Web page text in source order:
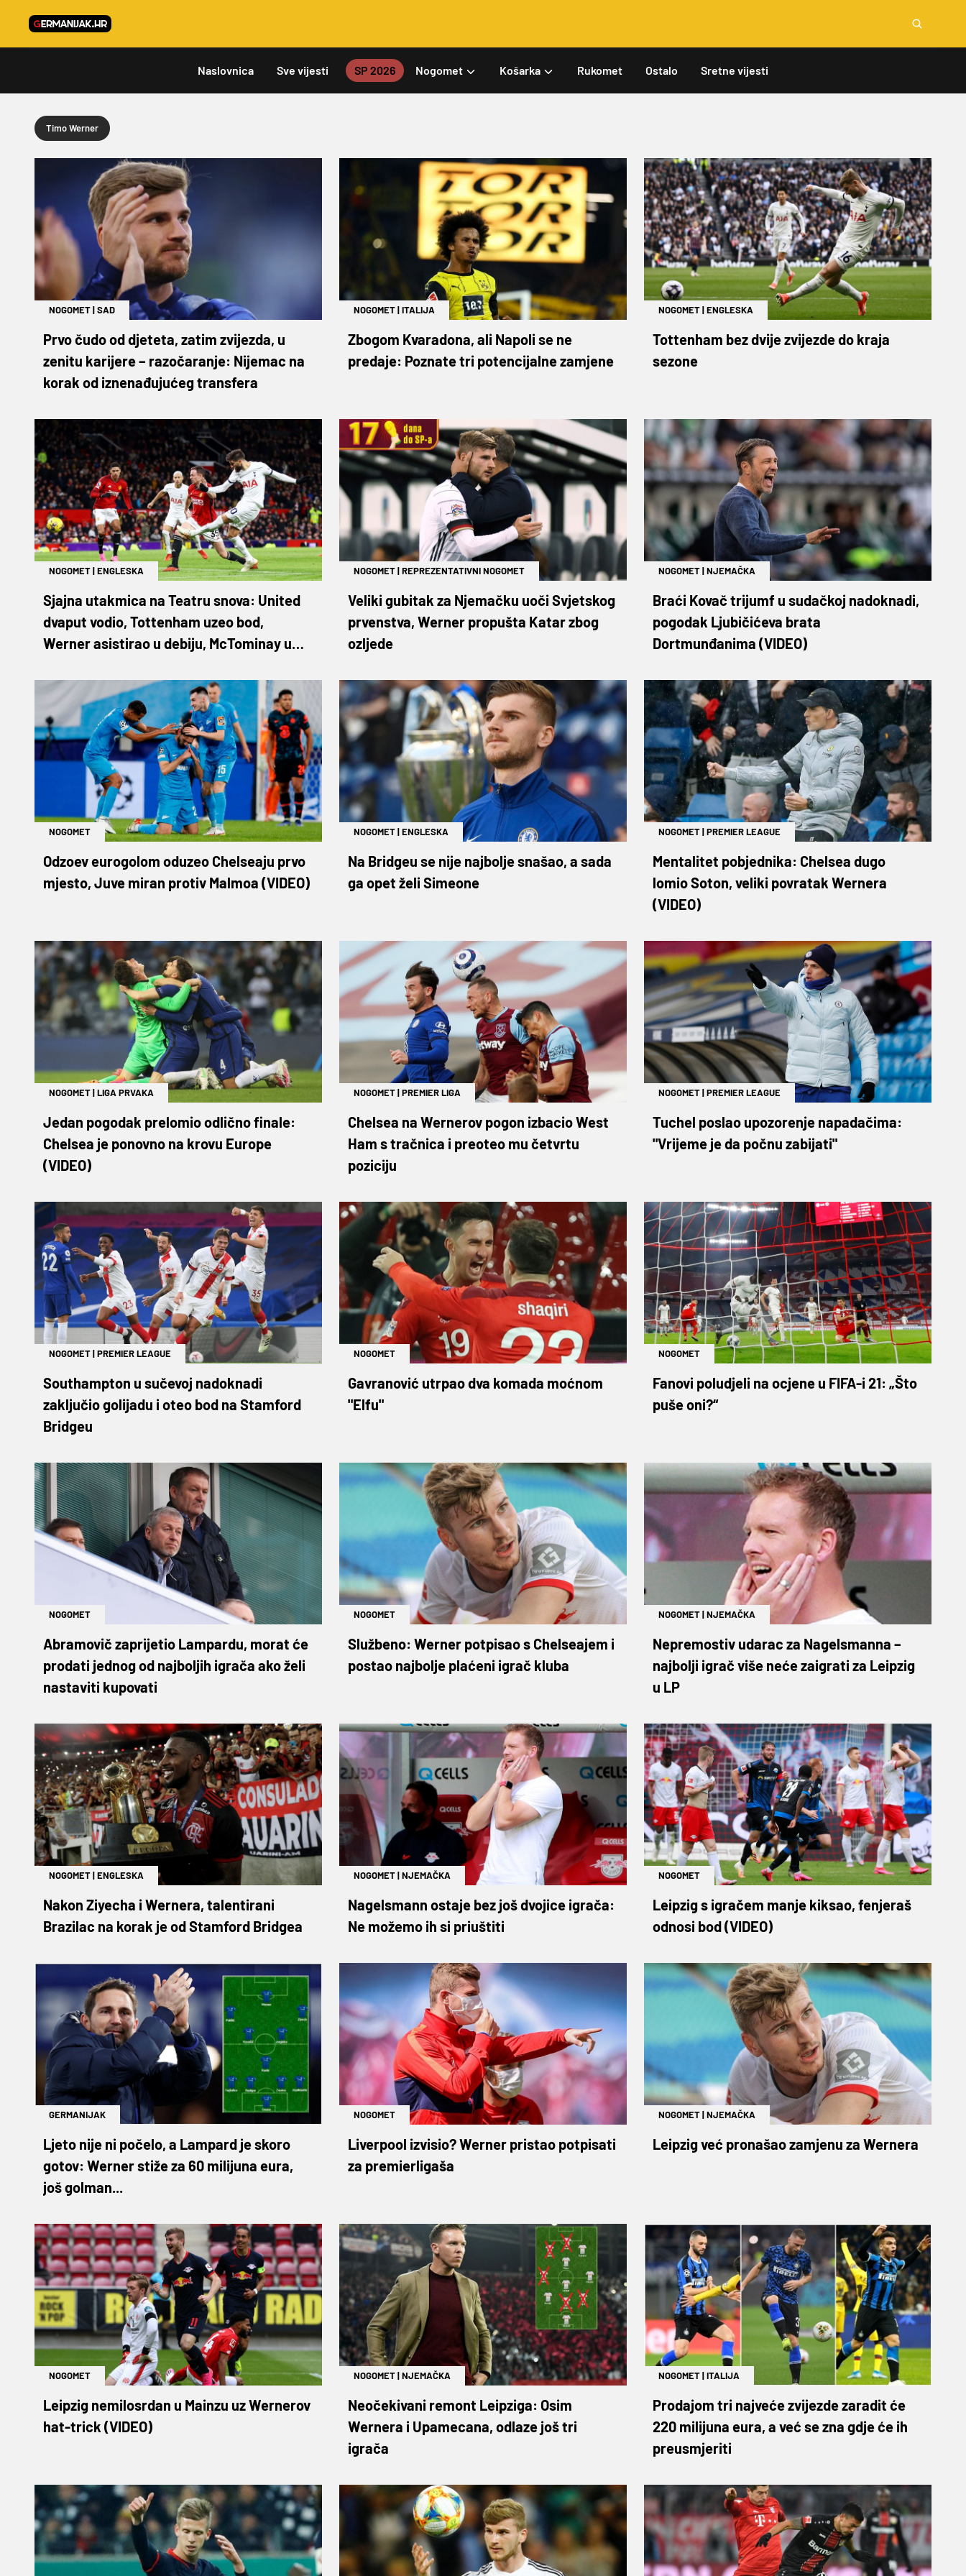
Naslovnica Sve vijesti SP 2026 Nogomet Košarka Rukomet Ostalo Sretne vijesti
Timo Werner
NOGOMET|SAD
Prvo čudo od djeteta, zatim zvijezda, u
zenitu karijere – razočaranje: Nijemac na
korak od iznenađujućeg transfera
NOGOMET|ITALIJA
Zbogom Kvaradona, ali Napoli se ne
predaje: Poznate tri potencijalne zamjene
NOGOMET|ENGLESKA
Tottenham bez dvije zvijezde do kraja
sezone
NOGOMET|ENGLESKA
Sjajna utakmica na Teatru snova: United
dvaput vodio, Tottenham uzeo bod,
Werner asistirao u debiju, McTominay u
NOGOMET|REPREZENTATIVNI NOGOMET
Veliki gubitak za Njemačku uoči Svjetskog
prvenstva, Werner propušta Katar zbog
ozljede
NOGOMET|NJEMAČKA
Braći Kovač trijumf u sudačkoj nadoknadi,
pogodak Ljubičićeva brata
Dortmunđanima (VIDEO)
NOGOMET
Odzoev eurogolom oduzeo Chelseaju prvo
mjesto, Juve miran protiv Malmoa (VIDEO)
NOGOMET|ENGLESKA
Na Bridgeu se nije najbolje snašao, a sada
ga opet želi Simeone
NOGOMET|PREMIER LEAGUE
Mentalitet pobjednika: Chelsea dugo
lomio Soton, veliki povratak Wernera
(VIDEO)
NOGOMET|LIGA PRVAKA
Jedan pogodak prelomio odlično finale:
Chelsea je ponovno na krovu Europe
(VIDEO)
NOGOMET|PREMIER LIGA
Chelsea na Wernerov pogon izbacio West
Ham s tračnica i preoteo mu četvrtu
poziciju
NOGOMET|PREMIER LEAGUE
Tuchel poslao upozorenje napadačima:
"Vrijeme je da počnu zabijati"
NOGOMET|PREMIER LEAGUE
Southampton u sučevoj nadoknadi
zaključio golijadu i oteo bod na Stamford
Bridgeu
NOGOMET
Gavranović utrpao dva komada moćnom
"Elfu"
NOGOMET
Fanovi poludjeli na ocjene u FIFA-i 21: „Što
puše oni?“
NOGOMET
Abramovič zaprijetio Lampardu, morat će
prodati jednog od najboljih igrača ako želi
nastaviti kupovati
NOGOMET
Službeno: Werner potpisao s Chelseajem i
postao najbolje plaćeni igrač kluba
NOGOMET|NJEMAČKA
Nepremostiv udarac za Nagelsmanna –
najbolji igrač više neće zaigrati za Leipzig
u LP
NOGOMET|ENGLESKA
Nakon Ziyecha i Wernera, talentirani
Brazilac na korak je od Stamford Bridgea
NOGOMET|NJEMAČKA
Nagelsmann ostaje bez još dvojice igrača:
Ne možemo ih si priuštiti
NOGOMET
Leipzig s igračem manje kiksao, fenjeraš
odnosi bod (VIDEO)
GERMANIJAK
Ljeto nije ni počelo, a Lampard je skoro
gotov: Werner stiže za 60 milijuna eura,
još golman...
NOGOMET
Liverpool izvisio? Werner pristao potpisati
za premierligaša
NOGOMET|NJEMAČKA
Leipzig već pronašao zamjenu za Wernera
NOGOMET
Leipzig nemilosrdan u Mainzu uz Wernerov
hat-trick (VIDEO)
NOGOMET|NJEMAČKA
Neočekivani remont Leipziga: Osim
Wernera i Upamecana, odlaze još tri
igrača
NOGOMET|ITALIJA
Prodajom tri najveće zvijezde zaradit će
220 milijuna eura, a već se zna gdje će ih
preusmjeriti